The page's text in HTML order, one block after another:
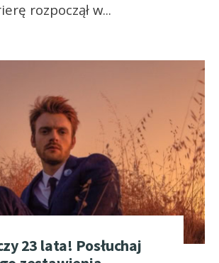
rozpoczął w...
23 lata! Posłuchaj